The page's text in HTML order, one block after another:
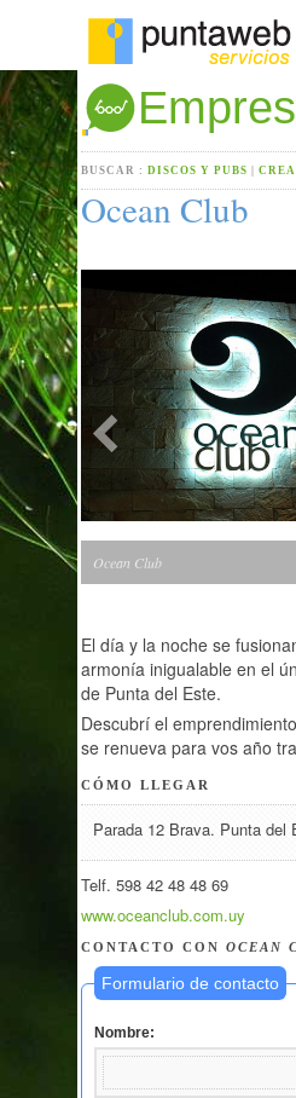
BUSCAR :DISCOS Y PUBS |
Ocean Club
Ocean Club
El día y la noche se
armonía inigualable en el
de Punta del Este.
Descubrí el
se renueva para vos año
CÓMO LLEGAR
Parada 12 Brava. Punta del
Telf. 598 42 48 48 69
www.oceanclub.com.uy
CONTACTO CONOCEAN
Formulario de contacto
Nombre: